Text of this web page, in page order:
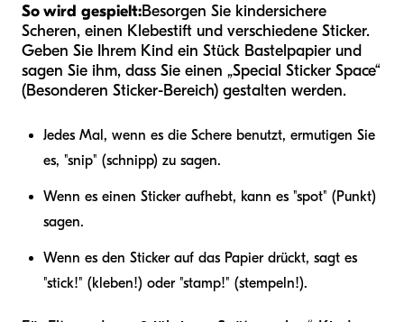
So wird gespielt:Besorgen Sie kindersichere
Scheren, einen Klebestift und verschiedene Sticker.
Geben Sie Ihrem Kind ein Stück Bastelpapier und
sagen Sie ihm, dass Sie einen „Special Sticker Space“
(Besonderen Sticker-Bereich) gestalten werden.
Jedes Mal, wenn es die Schere benutzt, ermutigen Sie
es, "snip" (schnipp) zu sagen.
Wenn es einen Sticker aufhebt, kann es "spot" (Punkt)
sagen.
Wenn es den Sticker auf das Papier drückt, sagt es
"stick!" (kleben!) oder "stamp!" (stempeln!).